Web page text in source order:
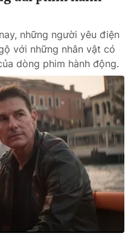
những người yêu điện
với những nhân vật có
dòng phim hành động.